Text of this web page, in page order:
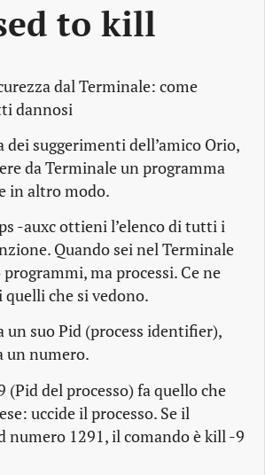
to kill
dal Terminale: come
dannosi
dei suggerimenti dell’amico Orio,
da Terminale un programma
in altro modo.
-auxc ottieni l’elenco di tutti i
Quando sei nel Terminale
ma processi. Ce ne
che si vedono.
un suo Pid (process identifier),
un numero.
(Pid del processo) fa quello che
uccide il processo. Se il
numero 1291, il comando è kill -9